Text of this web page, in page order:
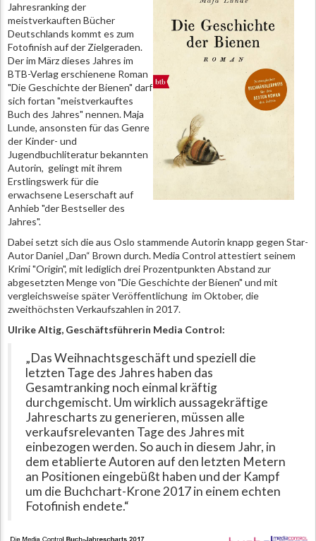
Jahresranking der
meistverkauften Bücher
Deutschlands kommt es zum
Fotofinish auf der Zielgeraden.
Der im März dieses Jahres im
BTB-Verlag erschienene Roman
"Die Geschichte der Bienen" darf
sich fortan "meistverkauftes
Buch des Jahres" nennen. Maja
Lunde, ansonsten für das Genre
der Kinder- und
Jugendbuchliteratur bekannten
Autorin, gelingt mit ihrem
Erstlingswerk für die
erwachsene Leserschaft auf
Anhieb "der Bestseller des
Jahres".
Dabei setzt sich die aus Oslo stammende Autorin knapp gegen Star-
Autor Daniel „Dan“ Brown durch. Media Control attestiert seinem
Krimi "Origin", mit lediglich drei Prozentpunkten Abstand zur
abgesetzten Menge von "Die Geschichte der Bienen" und mit
vergleichsweise später Veröffentlichung im Oktober, die
zweithöchsten Verkaufszahlen in 2017.
Ulrike Altig, Geschäftsführerin Media Control:
„Das Weihnachtsgeschäft und speziell die
letzten Tage des Jahres haben das
Gesamtranking noch einmal kräftig
durchgemischt. Um wirklich aussagekräftige
Jahrescharts zu generieren, müssen alle
verkaufsrelevanten Tage des Jahres mit
einbezogen werden. So auch in diesem Jahr, in
dem etablierte Autoren auf den letzten Metern
an Positionen eingebüßt haben und der Kampf
um die Buchchart-Krone 2017 in einem echten
Fotofinish endete.“